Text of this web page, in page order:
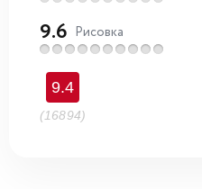
9.6 Рисовка
9.4
(16894)